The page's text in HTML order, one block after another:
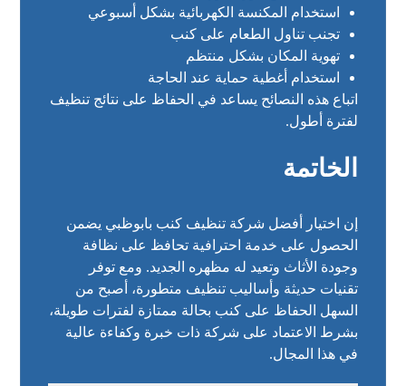
استخدام المكنسة الكهربائية بشكل أسبوعي
تجنب تناول الطعام على كنب
تهوية المكان بشكل منتظم
استخدام أغطية حماية عند الحاجة
اتباع هذه النصائح يساعد في الحفاظ على نتائج تنظيف
لفترة أطول.
الخاتمة
إن اختيار أفضل شركة تنظيف كنب بابوظبي يضمن
الحصول على خدمة احترافية تحافظ على نظافة
وجودة الأثاث وتعيد له مظهره الجديد. ومع توفر
تقنيات حديثة وأساليب تنظيف متطورة، أصبح من
السهل الحفاظ على كنب بحالة ممتازة لفترات طويلة،
بشرط الاعتماد على شركة ذات خبرة وكفاءة عالية
في هذا المجال.